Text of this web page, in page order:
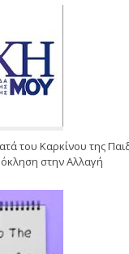
του Καρκίνου της
στην Αλλαγή